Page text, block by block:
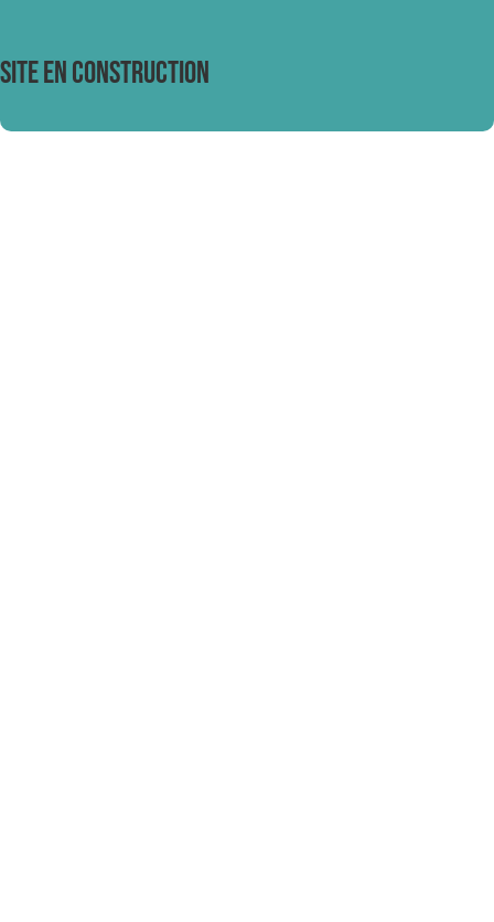
SITE EN CONSTRUCTION